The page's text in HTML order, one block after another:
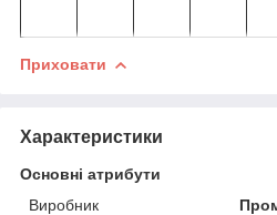
Приховати
Характеристики
Основні атрибути
Виробник